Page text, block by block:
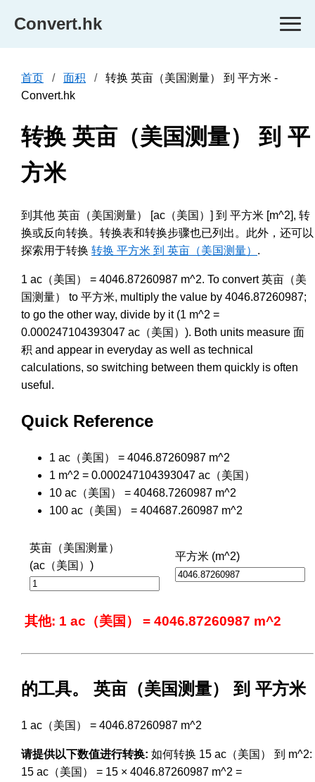
Convert.hk
首页 面积
转换 英亩（美国测量） 到 平方米 -
Convert.hk
转换 英亩（美国测量） 到 平
方米
到其他 英亩（美国测量） [ac（美国）] 到 平方米 [m^2], 转
换或反向转换。转换表和转换步骤也已列出。此外，还可以
探索用于转换 转换 平方米 到 英亩（美国测量） .
1 ac（美国） = 4046.87260987 m^2. To convert 英亩（美
国测量） to 平方米, multiply the value by 4046.87260987;
to go the other way, divide by it (1 m^2 =
0.000247104393047 ac（美国）). Both units measure 面
积 and appear in everyday as well as technical
calculations, so switching between them quickly is often
useful.
Quick Reference
1 ac（美国） = 4046.87260987 m^2
1 m^2 = 0.000247104393047 ac（美国）
10 ac（美国） = 40468.7260987 m^2
100 ac（美国） = 404687.260987 m^2
英亩（美国测量）
(ac（美国）)
平方米 (m^2)
其他: 1 ac（美国） = 4046.87260987 m^2
的工具。 英亩（美国测量） 到 平方米
1 ac（美国） = 4046.87260987 m^2
请提供以下数值进行转换: 如何转换 15 ac（美国） 到 m^2:
15 ac（美国） = 15 × 4046.87260987 m^2 =